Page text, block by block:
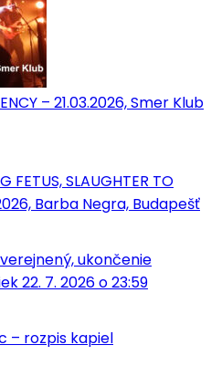
– 21.03.2026, Smer Klub
FETUS, SLAUGHTER TO
Barba Negra, Budapešť
ukončenie
22. 7. 2026 o 23:59
– rozpis kapiel